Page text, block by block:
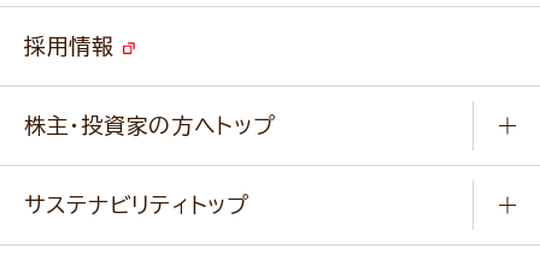
ベジカフェブランドサイト
改善事例
業務用商品のお問合せ
事業紹介
経営理念・経営方針・行動規範・行動指針
ニップンの歴史
採用情報
株主・投資家の方へトップ
サステナビリティトップ